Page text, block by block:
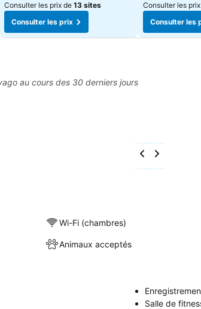
Consulter les prix de 13 sites
Consulter les prix
Consulter les
Consulter les
au cours des 30 derniers jours
Wi-Fi (chambres)
Animaux acceptés
Salle de